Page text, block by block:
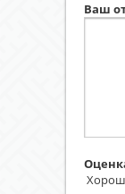
Ваш